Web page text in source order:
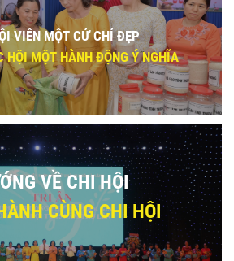
VIÊN MỘT CỬ CHỈ ĐẸP
HỘI MỘT HÀNH ĐỘNG Ý NGHĨA
VỀ CHI HỘI
CÙNG CHI HỘI